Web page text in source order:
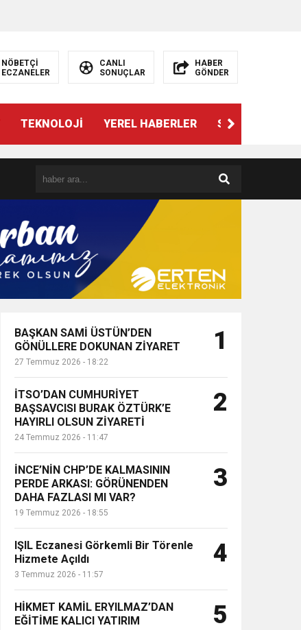
NÖBETÇİ
ECZANELER
CANLI
SONUÇLAR
HABER
GÖNDER
TEKNOLOJİ YEREL HABERLER SPOR
BAŞKAN SAMİ ÜSTÜN’DEN
GÖNÜLLERE DOKUNAN ZİYARET
27 Temmuz 2026 - 18:22
1
İTSO’DAN CUMHURİYET
BAŞSAVCISI BURAK ÖZTÜRK’E
HAYIRLI OLSUN ZİYARETİ
24 Temmuz 2026 - 11:47
2
İNCE’NİN CHP’DE KALMASININ
PERDE ARKASI: GÖRÜNENDEN
DAHA FAZLASI MI VAR?
19 Temmuz 2026 - 18:55
3
IŞIL Eczanesi Görkemli Bir Törenle
Hizmete Açıldı
3 Temmuz 2026 - 11:57
4
HİKMET KAMİL ERYILMAZ’DAN
EĞİTİME KALICI YATIRIM
5